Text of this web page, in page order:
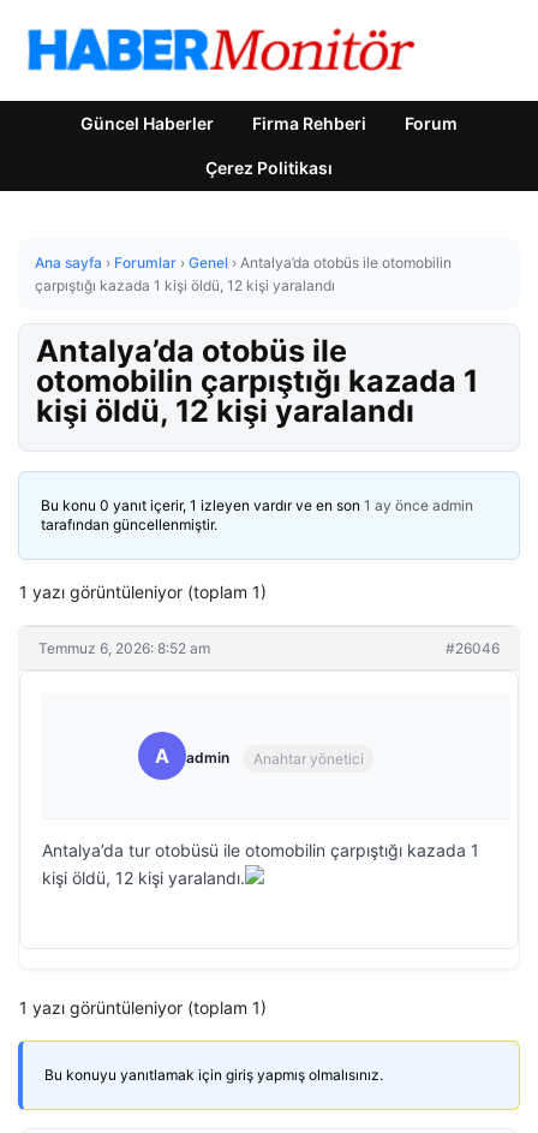
Güncel Haberler Firma Rehberi Forum
Çerez Politikası
Ana sayfa › Forumlar › Genel › Antalya’da otobüs ile otomobilin
çarpıştığı kazada 1 kişi öldü, 12 kişi yaralandı
Antalya’da otobüs ile
otomobilin çarpıştığı kazada 1
kişi öldü, 12 kişi yaralandı
Bu konu 0 yanıt içerir, 1 izleyen vardır ve en son 1 ay önce admin
tarafından güncellenmiştir.
1 yazı görüntüleniyor (toplam 1)
Temmuz 6, 2026: 8:52 am #26046
A admin Anahtar yönetici
Antalya’da tur otobüsü ile otomobilin çarpıştığı kazada 1
kişi öldü, 12 kişi yaralandı.
1 yazı görüntüleniyor (toplam 1)
Bu konuyu yanıtlamak için giriş yapmış olmalısınız.